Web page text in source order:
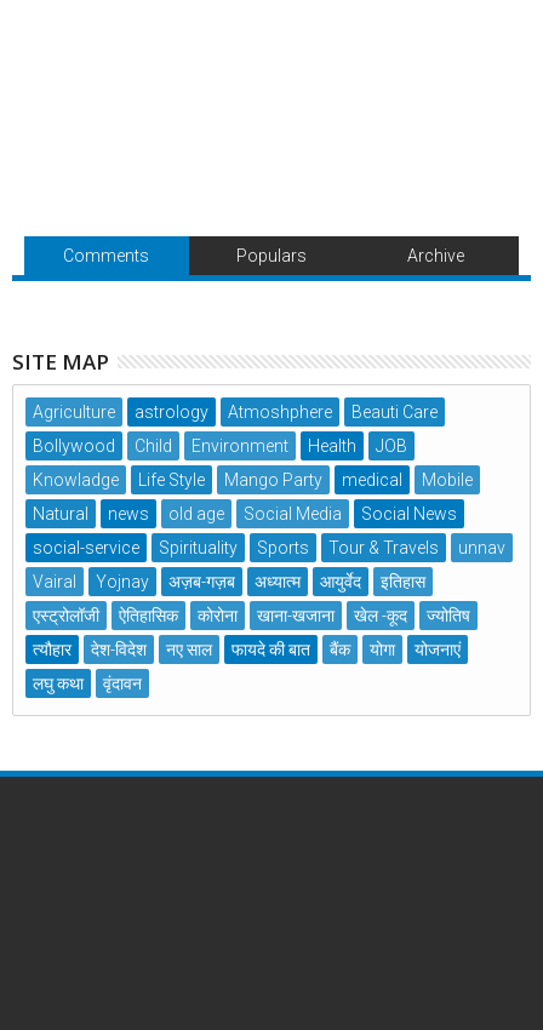
Comments Populars Archive
SITE MAP
Agriculture astrology Atmoshphere
Beauti Care
Bollywood
Child Environment Health
JOB
Knowladge
Life Style Mango Party medical
Mobile
Natural
news old age Social Media
Social News
social-service
Spirituality Sports Tour & Travels
unnav
Vairal
Yojnay अज़ब-गज़ब अध्यात्म आयुर्वेद
इतिहास
एस्ट्रोलॉजी
ऐतिहासिक कोरोना खाना-खजाना खेल -कूद
ज्योतिष
त्यौहार
देश-विदेश नए साल फायदे की बात बैंक योगा
योजनाएं
लघु कथा
वृंदावन